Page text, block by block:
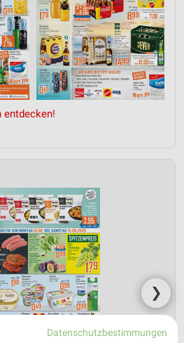
entdecken!
❯
Datenschutzbestimmungen